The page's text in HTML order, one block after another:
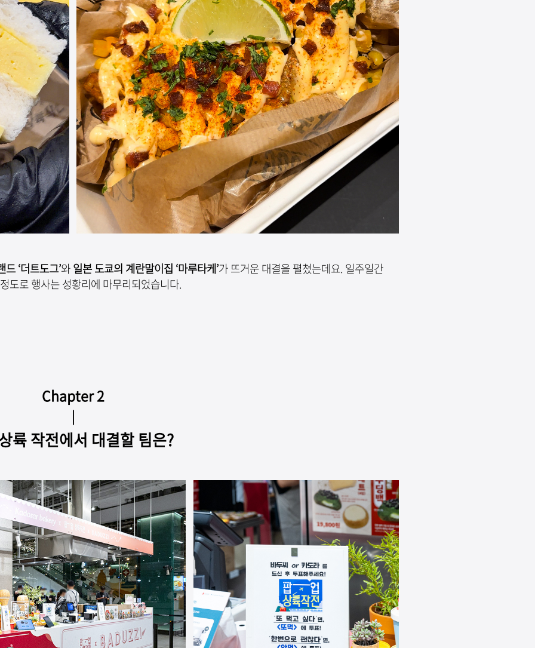
‘더트도그’와일본 도쿄의 계란말이집 ‘마루타케’가 뜨거운 대결을 펼쳤는데요. 일주일간
도로 행사는 성황리에 마무리되었습니다.
Chapter 2
｜
륙 작전에서 대결할 팀은?